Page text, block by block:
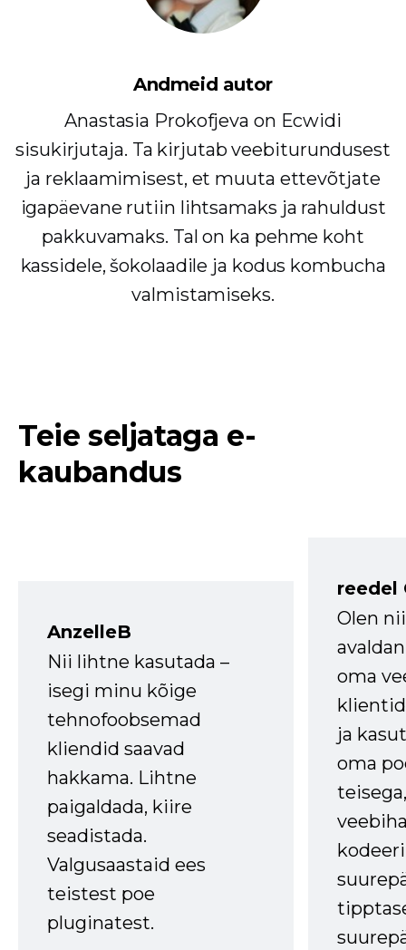
Andmeid autor
Anastasia Prokofjeva on Ecwidi
sisukirjutaja. Ta kirjutab veebiturundusest
ja reklaamimisest, et muuta ettevõtjate
igapäevane rutiin lihtsamaks ja rahuldust
pakkuvamaks. Tal on ka pehme koht
kassidele, šokolaadile ja kodus kombucha
valmistamiseks.
Teie seljataga e-
kaubandus
AnzelleB
Nii lihtne kasutada –
isegi minu kõige
tehnofoobsemad
kliendid saavad
hakkama. Lihtne
paigaldada, kiire
seadistada.
Valgusaastaid ees
teistest poe
pluginatest.
reedel
Olen
oma
ja
oma